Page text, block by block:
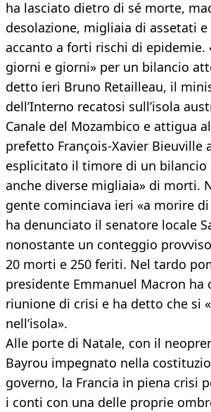
ha lasciato dietro di sé morte,
desolazione, migliaia di assetati
accanto a forti rischi di epidemie.
giorni e giorni» per un bilancio
detto ieri Bruno Retailleau, il
dell’Interno recatosi sull’isola
Canale del Mozambico e attigua
prefetto François-Xavier Bieuville
esplicitato il timore di un bilancio
anche diverse migliaia» di morti.
gente cominciava ieri «a morire
ha denunciato il senatore locale
nonostante un conteggio
20 morti e 250 feriti. Nel tardo
presidente Emmanuel Macron ha
riunione di crisi e ha detto che si
nell’isola».
Alle porte di Natale, con il
Bayrou impegnato nella
governo, la Francia in piena crisi
i conti con una delle proprie